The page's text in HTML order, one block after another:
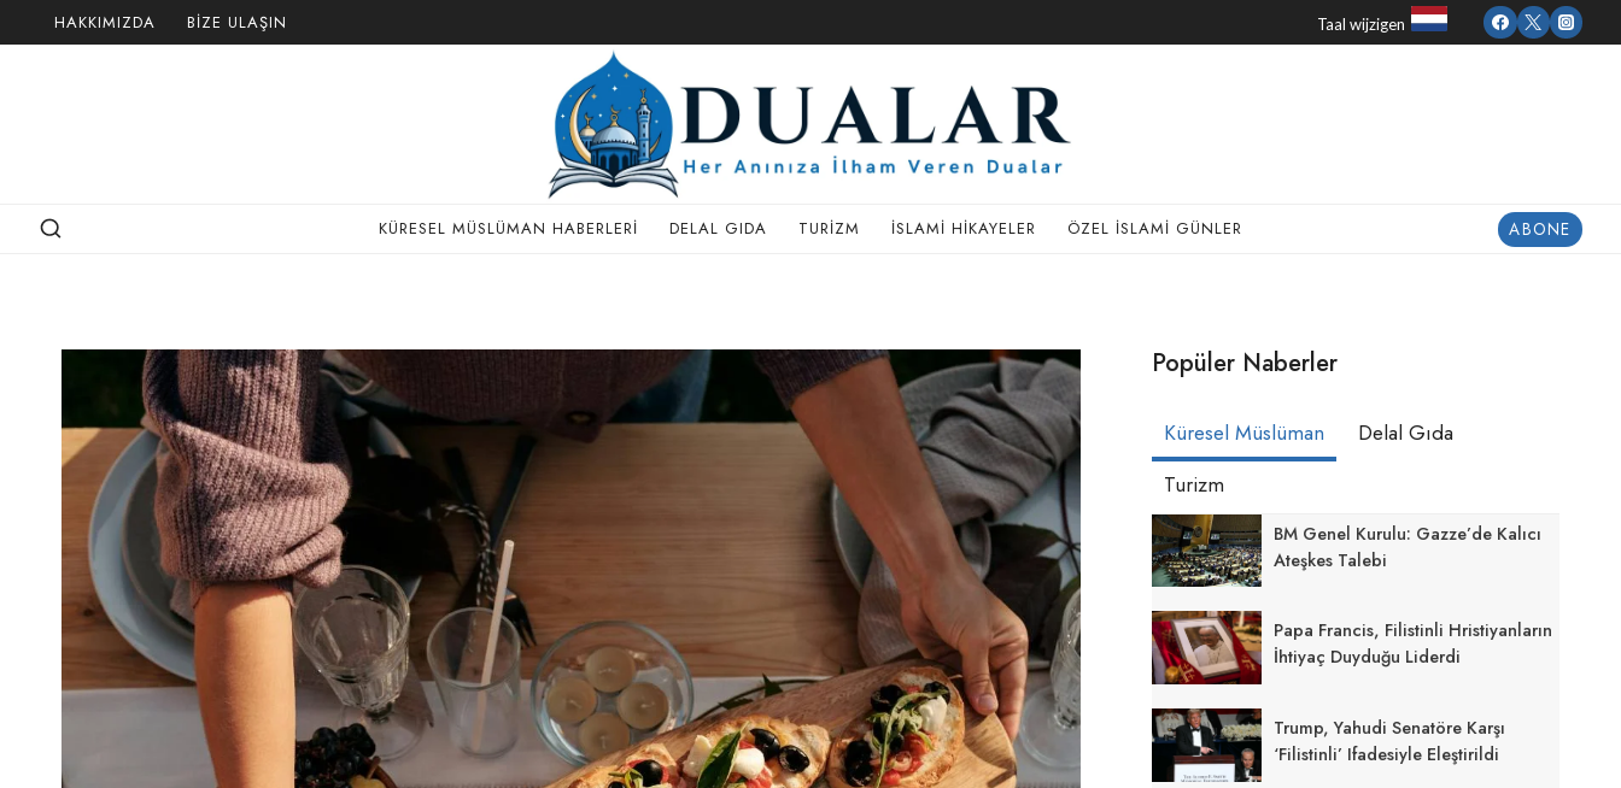
to
HAKKIMIZDA BIZE ULAŞIN Taal wijzigen
KÜRESEL MÜSLÜMAN HABERLERI DELAL GIDA TURIZM İSLAMI HIKAYELER ÖZEL İSLAMI GÜNLER ABONE
Popüler Naberler
Küresel Müslüman
Delal Gıda
Turizm
BM Genel Kurulu: Gazze’de Kalıcı
Ateşkes Talebi
Papa Francis, Filistinli Hristiyanların
İhtiyaç Duyduğu Liderdi
Trump, Yahudi Senatöre Karşı
‘Filistinli’ Ifadesiyle Eleştirildi